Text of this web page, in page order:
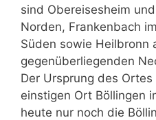
sind Obereisesheim
Norden, Frankenbach
Süden sowie Heilbronn
gegenüberliegenden
Der Ursprung des
einstigen Ort Böllingen
heute nur noch die